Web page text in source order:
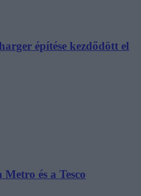
építése kezdődött el
és a Tesco